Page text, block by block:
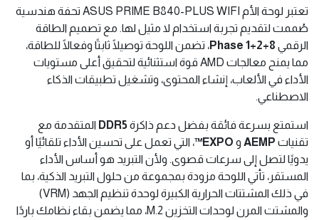
تعتبر لوحة الأم ASUS PRIME B840-PLUS WIFI تحفة هندسية
صُممت لتقديم تجربة استخدام لا مثيل لها. مع تصميم الطاقة
الرقمي 8+2+1 Phase
، تضمن اللوحة توصيلًا ثابتًا وفعالًا للطاقة،
مما يمنح معالجات AMD قوة استثنائية لتحقيق أعلى مستويات
الأداء في الألعاب، إنشاء المحتوى، وتشغيل تطبيقات الذكاء
الاصطناعي.
استمتع بسرعة فائقة بفضل دعم ذاكرةDDR5 المتقدمة مع
تقنيات AEMP و EXPO™
، التي تعمل على تحسين الأداء تلقائيًا أو
يدويًا لتصل إلى سرعات قصوى. ولأن التبريد هو أساس الأداء
المستقر، تأتي اللوحة مزودة بمجموعة من حلول التبريد الذكية، بما
في ذلك المشتتات الحرارية الكبيرة لوحدة تنظيم الجهد (VRM)
والمشتت المرن لوحدات التخزين M.2، مما يضمن بقاء نظامك باردًا